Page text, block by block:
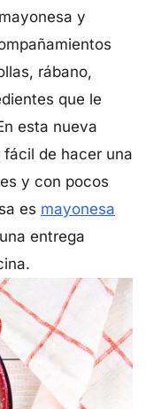
y
rábano,
que le
esta nueva
de hacer una
y con pocos
es mayonesa
entrega